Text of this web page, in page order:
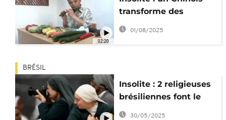
02:20
transforme des
légumes en
instruments de
01/08/2025
BRÉSIL
Insolite : 2 religieuses
brésiliennes font le
buzz avec du beatbox
30/05/2025